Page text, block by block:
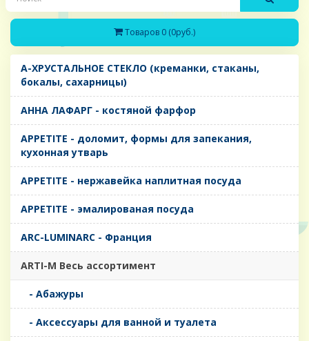
Товаров 0 (0руб.)
A-ХРУСТАЛЬНОЕ СТЕКЛО (креманки, стаканы,
бокалы, сахарницы)
AHHA ЛАФАРГ - костяной фарфор
APPETITE - доломит, формы для запекания,
кухонная утварь
APPETITE - нержавейка наплитная посуда
APPETITE - эмалированая посуда
ARC-LUMINARC - Франция
ARTI-M Весь ассортимент
- Абажуры
- Аксессуары для ванной и туалета